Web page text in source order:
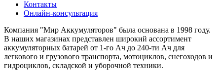
Контакты
Онлайн-консультация
Компания "Мир Аккумуляторов" была основана в 1998 году.
В наших магазинах представлен широкий ассортимент
аккумуляторных батарей от 1-го Ач до 240-ти Ач для
легкового и грузового транспорта, мотоциклов, снегоходов и
гидроциклов, складской и уборочной техники.